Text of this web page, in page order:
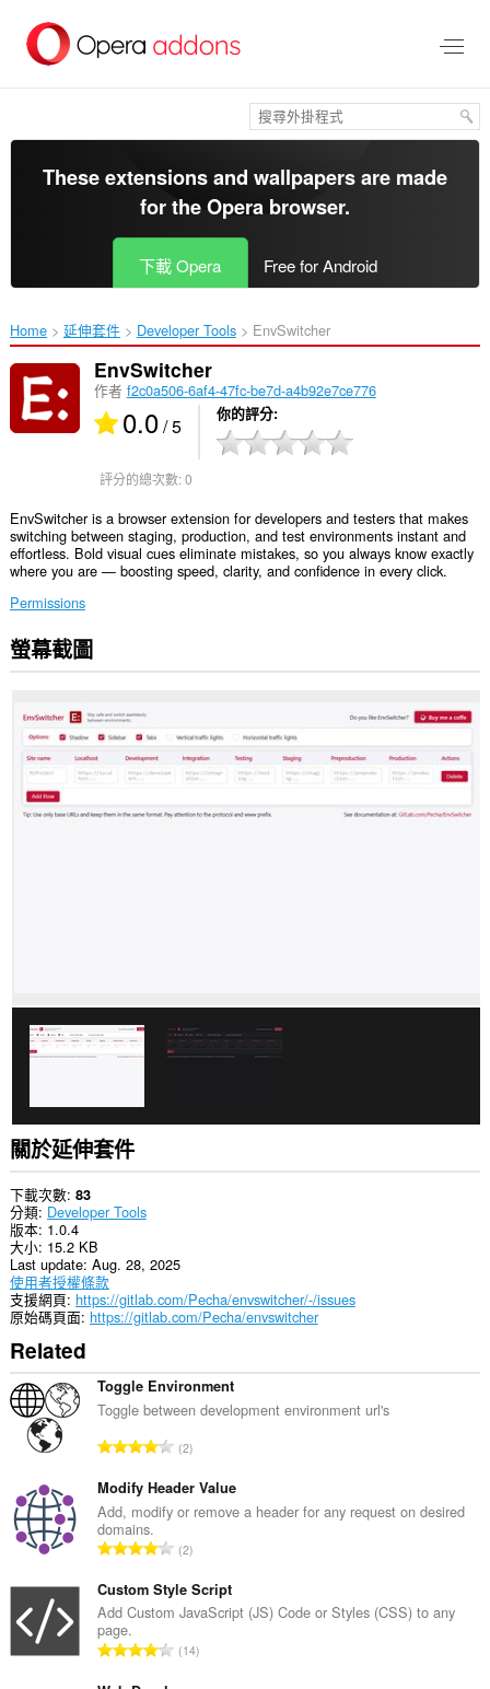
區
These extensions and wallpapers are made
for theOpera browser.
下載 Opera Free for Android
Home 延伸套件 Developer Tools EnvSwitcher‎
EnvSwitcher
作者 f2c0a506-6af4-47fc-be7d-a4b92e7ce776
0.0/ 5 你的評分
評分的總次數:0
EnvSwitcher is a browser extension for developers and testers that makes
switching between staging, production, and test environments instant and
effortless. Bold visual cues eliminate mistakes, so you always know exactly
where you are — boosting speed, clarity, and confidence in every click.
Permissions
這
個
你
你
的
頁
籤
與
瀏
覽
活
動。
螢幕截圖
關於延伸套件
下載次數 83
分類 Developer Tools
版本 1.0.4
大小 15.2 KB
Last update Aug. 28, 2025
使用者授權條款
支援網頁 https://gitlab.com/Pecha/envswitcher/-/issues
原始碼頁面 https://gitlab.com/Pecha/envswitcher
Related
Toggle Environment
Toggle between development environment url's
評
的
總
數
2
Modify Header Value
Add, modify or remove a header for any request on desired
domains.
評
的
總
數
2
Custom Style Script
Add Custom JavaScript (JS) Code or Styles (CSS) to any
page.
評14